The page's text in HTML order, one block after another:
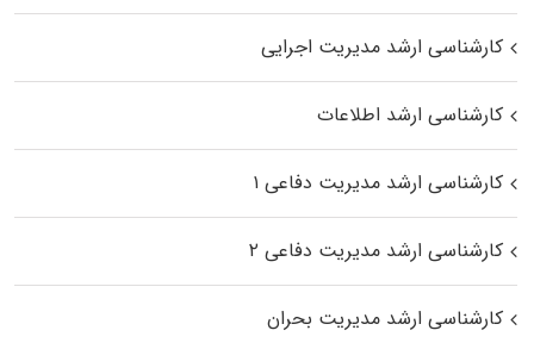
کارشناسی ارشد مدیریت اجرایی
کارشناسی ارشد اطلاعات
کارشناسی ارشد مدیریت دفاعی ۱
کارشناسی ارشد مدیریت دفاعی ۲
کارشناسی ارشد مدیریت بحران